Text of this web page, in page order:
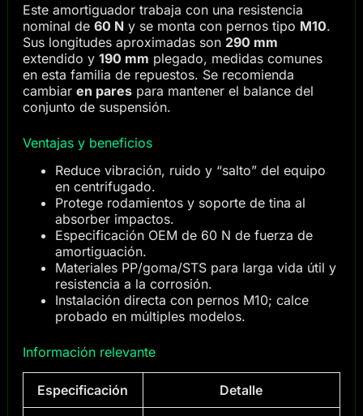
Este amortiguador trabaja con una resistencia
nominal de 60 Ny se monta con pernos tipo M10.
Sus longitudes aproximadas son 290 mm
extendido y 190 mm plegado, medidas comunes
en esta familia de repuestos. Se recomienda
cambiar en parespara mantener el balance del
conjunto de suspensión.
Ventajas y beneficios
Reduce vibración, ruido y “salto” del equipo
en centrifugado.
Protege rodamientos y soporte de tina al
absorber impactos.
Especificación OEM de 60 N de fuerza de
amortiguación.
Materiales PP/goma/STS para larga vida útil y
resistencia a la corrosión.
Instalación directa con pernos M10; calce
probado en múltiples modelos.
Información relevante
Especificación Detalle